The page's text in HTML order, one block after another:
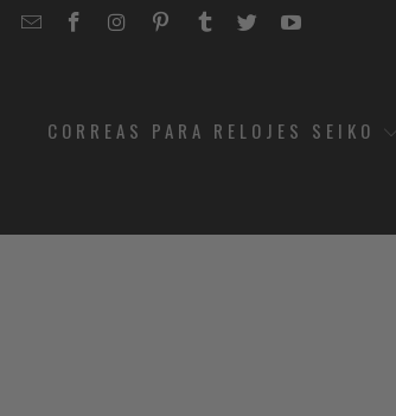
EMAILSTRAPCODE
STRAPCODE
STRAPCODE
STRAPCODE
STRAPCODE
CORREAS PARA RELOJES SEIKO